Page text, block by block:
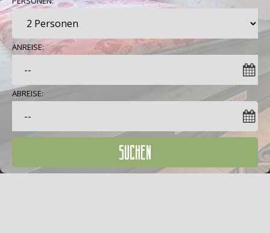
ANREISE:
ABREISE:
SUCHEN